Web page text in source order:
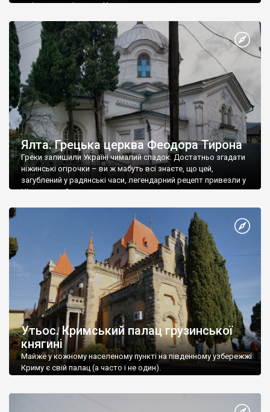
є відданими вірянами Христа
Ялта. Грецька церква Феодора Тирона
Греки залишили Україні чималий спадок. Достатньо згадати
ніжинські огірочки – ви ж мабуть всі знаєте, що цей,
загублений у радянські часи, легендарний рецепт привезли у
Ніжин греки?
Утьос. Кримський палац грузинської
княгині
Майже у кожному населеному пункті на південному узбережжі
Криму є свій палац (а часто і не один).